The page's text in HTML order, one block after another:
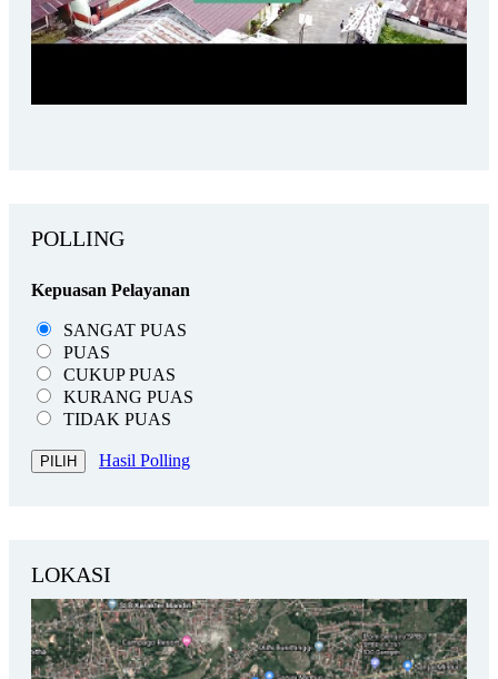
FLS3N DIKSUS 2026!...
KABAR GEMBIRA & PRESTASI NASIONAL DARI
POLLING
Kepuasan Pelayanan
SANGAT PUAS
PUAS
CUKUP PUAS
KURANG PUAS
TIDAK PUAS
Hasil Polling
LOKASI